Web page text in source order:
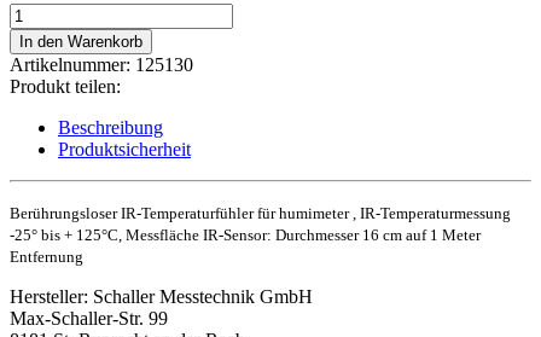
IR-
Temperaturfühler
Menge
In den Warenkorb
Artikelnummer: 125130
Produkt teilen:
Beschreibung
Produktsicherheit
Berührungsloser IR-Temperaturfühler für humimeter , IR-Temperaturmessung
-25° bis + 125°C, Messfläche IR-Sensor: Durchmesser 16 cm auf 1 Meter
Entfernung
Hersteller: Schaller Messtechnik GmbH
Max-Schaller-Str. 99